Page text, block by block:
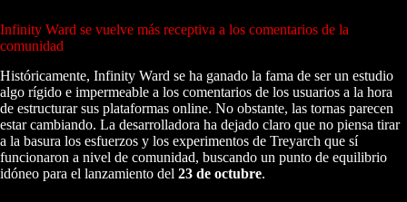
Infinity Ward se vuelve más receptiva a los comentarios de la
comunidad
Históricamente, Infinity Ward se ha ganado la fama de ser un estudio
algo rígido e impermeable a los comentarios de los usuarios a la hora
de estructurar sus plataformas online. No obstante, las tornas parecen
estar cambiando. La desarrolladora ha dejado claro que no piensa tirar
a la basura los esfuerzos y los experimentos de Treyarch que sí
funcionaron a nivel de comunidad, buscando un punto de equilibrio
idóneo para el lanzamiento del 23 de octubre.